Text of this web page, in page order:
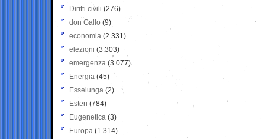
Diritti civili (276)
don Gallo (9)
economia (2.331)
elezioni (3.303)
emergenza (3.077)
Energia (45)
Esselunga (2)
Esteri (784)
Eugenetica (3)
Europa (1.314)